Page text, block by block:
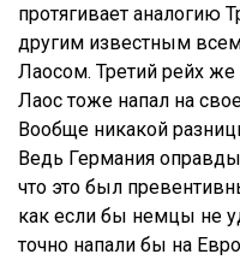
протягивает аналогию
другим известным
Лаосом. Третий рейх
Лаос тоже напал на
Вообще никакой
Ведь Германия
что это был
как если бы немцы не
точно напали бы на